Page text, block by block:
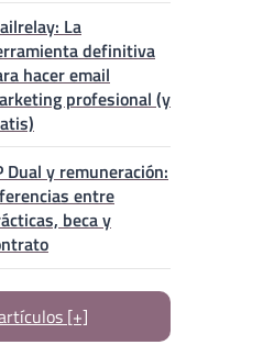
La
definitiva
hacer email
profesional (y
Dual y remuneración:
entre
beca y
[+]